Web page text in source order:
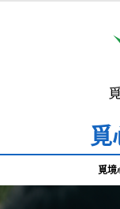
覓
覓境